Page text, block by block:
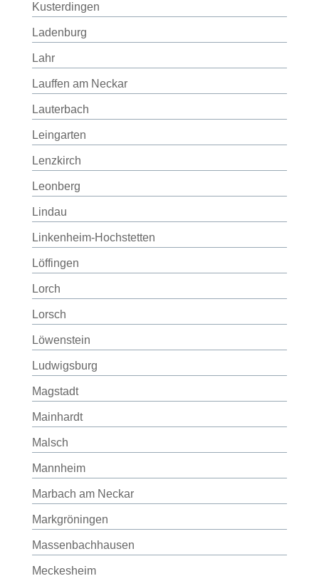
Kusterdingen
Ladenburg
Lahr
Lauffen am Neckar
Lauterbach
Leingarten
Lenzkirch
Leonberg
Lindau
Linkenheim-Hochstetten
Löffingen
Lorch
Lorsch
Löwenstein
Ludwigsburg
Magstadt
Mainhardt
Malsch
Mannheim
Marbach am Neckar
Markgröningen
Massenbachhausen
Meckesheim